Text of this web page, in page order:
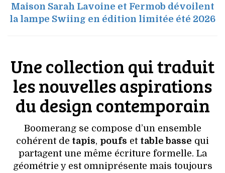
Maison Sarah Lavoine et Fermob dévoilent
la lampe Swiing en édition limitée été 2026
Une collection qui traduit
les nouvelles aspirations
du design contemporain
Boomerang se compose d’un ensemble
cohérent de tapis, poufs et table basse qui
partagent une même écriture formelle. La
géométrie y est omniprésente mais toujours